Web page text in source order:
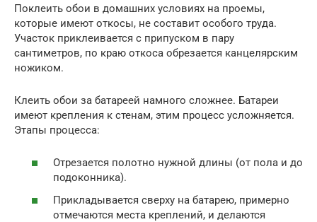
Поклеить обои в домашних условиях на проемы,
которые имеют откосы, не составит особого труда.
Участок приклеивается с припуском в пару
сантиметров, по краю откоса обрезается канцелярским
ножиком.
Клеить обои за батареей намного сложнее. Батареи
имеют крепления к стенам, этим процесс усложняется.
Этапы процесса:
Отрезается полотно нужной длины (от пола и до
подоконника).
Прикладывается сверху на батарею, примерно
отмечаются места креплений, и делаются